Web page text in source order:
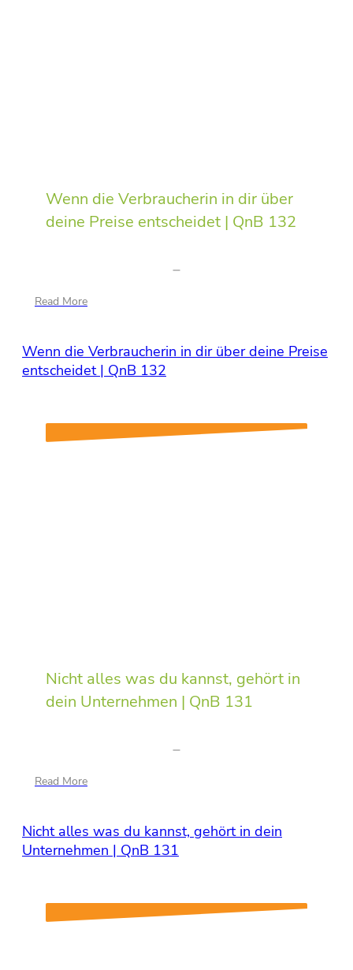
Wenn die Verbraucherin in dir über
deine Preise entscheidet | QnB 132
Read More
Wenn die Verbraucherin in dir über deine Preise
entscheidet | QnB 132
Nicht alles was du kannst, gehört in
dein Unternehmen | QnB 131
Read More
Nicht alles was du kannst, gehört in dein
Unternehmen | QnB 131